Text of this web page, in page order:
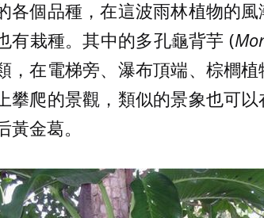
各個品種，在這波雨林植物的
有栽種。其中的多孔龜背芋 (
，在電梯旁、瀑布頂端、棕櫚
上攀爬的景觀，類似的景象也可
黃金葛。